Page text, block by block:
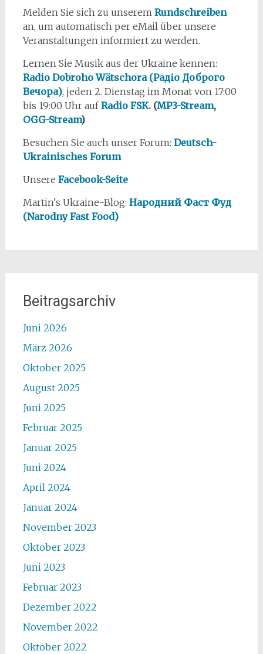
Melden Sie sich zu unserem Rundschreiben
an, um automatisch per eMail über unsere
Veranstaltungen informiert zu werden.
Lernen Sie Musik aus der Ukraine kennen:
Radio Dobroho Wätschora (Радіо Доброго
Вечора), jeden 2. Dienstag im Monat von 17:00
bis 19:00 Uhr aufRadio FSK.(MP3-Stream,
OGG-Stream)
Besuchen Sie auch unser Forum: Deutsch-
Ukrainisches Forum
Unsere Facebook-Seite
Martin's Ukraine-Blog: Народний Фаст Фуд
(Narodny Fast Food)
Beitragsarchiv
Juni 2026
März 2026
Oktober 2025
August 2025
Juni 2025
Februar 2025
Januar 2025
Juni 2024
April 2024
Januar 2024
November 2023
Oktober 2023
Juni 2023
Februar 2023
Dezember 2022
November 2022
Oktober 2022